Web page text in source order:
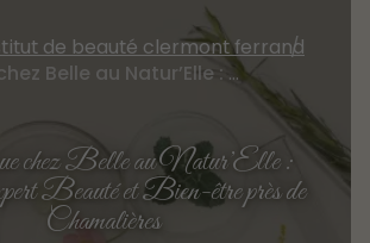
de beauté clermont ferrand
Bienvenue chez Belle au Natur’Elle : Votre Expert Beauté et Bien-être près de Chamalières
chez Belle au Natur’Elle :
Beauté et Bien-être près de
Chamalières